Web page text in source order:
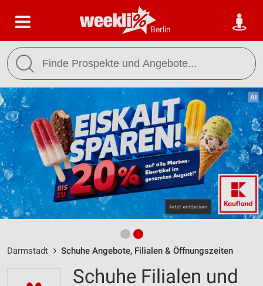
Berlin
Darmstadt Schuhe Angebote, Filialen & Öffnungszeiten
Schuhe Filialen und